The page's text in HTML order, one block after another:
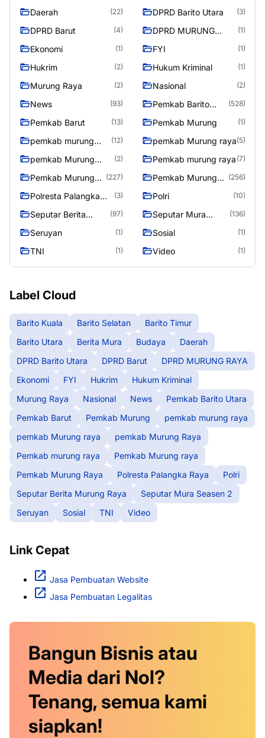
Daerah (22) DPRD Barito Utara (3)
DPRD Barut (4)
DPRD MURUNG
(1)
Ekonomi (1) FYI (1)
Hukrim (2) Hukum Kriminal (1)
Murung Raya (2) Nasional (2)
News (93)
Pemkab Barito
(528)
Pemkab Barut (13) Pemkab Murung (1)
pemkab murung
(12) pemkab Murung raya(5)
pemkab Murung
(2) Pemkab murung raya (7)
Pemkab Murung
(227)
Pemkab Murung
(256)
Polresta Palangka
(3) Polri (10)
Seputar Berita
(97)
Seputar Mura
(136)
Seruyan (1) Sosial (1)
TNI (1) Video (1)
Label Cloud
Barito Kuala Barito Selatan
Barito Timur
Barito Utara
Berita Mura Budaya
Daerah
DPRD Barito Utara
DPRD Barut
DPRD MURUNG RAYA
Ekonomi
FYI Hukrim
Hukum Kriminal
Murung Raya
Nasional News
Pemkab Barito Utara
Pemkab Barut
Pemkab Murung
pemkab murung raya
pemkab Murung raya
pemkab Murung Raya
Pemkab murung raya
Pemkab Murung raya
Pemkab Murung Raya
Polresta Palangka Raya
Polri
Seputar Berita Murung Raya
Seputar Mura Seasen 2
Seruyan
Sosial TNI Video
Link Cepat
Jasa Pembuatan Website
Jasa Pembuatan Legalitas
Bangun Bisnis atau
Media dari Nol?
Tenang, semua kami
siapkan!